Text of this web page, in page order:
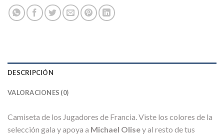
DESCRIPCIÓN
VALORACIONES (0)
Camiseta de los Jugadores de Francia. Viste los colores de la
selección gala y apoya a Michael Olisey al resto de tus